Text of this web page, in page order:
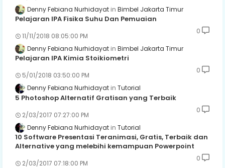
Denny Febiana Nurhidayat Bimbel Jakarta Timur
Pelajaran IPA Fisika Suhu Dan Pemuaian
11/11/2018 08:05:00 PM
0
Denny Febiana Nurhidayat Bimbel Jakarta Timur
Pelajaran IPA Kimia Stoikiometri
5/01/2018 03:50:00 PM
0
Denny Febiana Nurhidayat Tutorial
5 Photoshop Alternatif Gratisan yang Terbaik
2/03/2017 07:27:00 PM
0
Denny Febiana Nurhidayat Tutorial
10 Software Presentasi Teranimasi, Gratis, Terbaik dan
Alternative yang melebihi kemampuan Powerpoint
2/03/2017 07:18:00 PM
0